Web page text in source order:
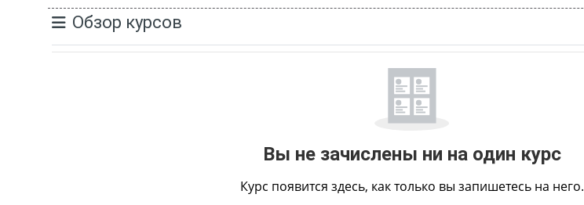
Блоки
Обзор курсов
Вы не зачислены ни на один курс
Курс появится здесь, как только вы запишетесь на него.